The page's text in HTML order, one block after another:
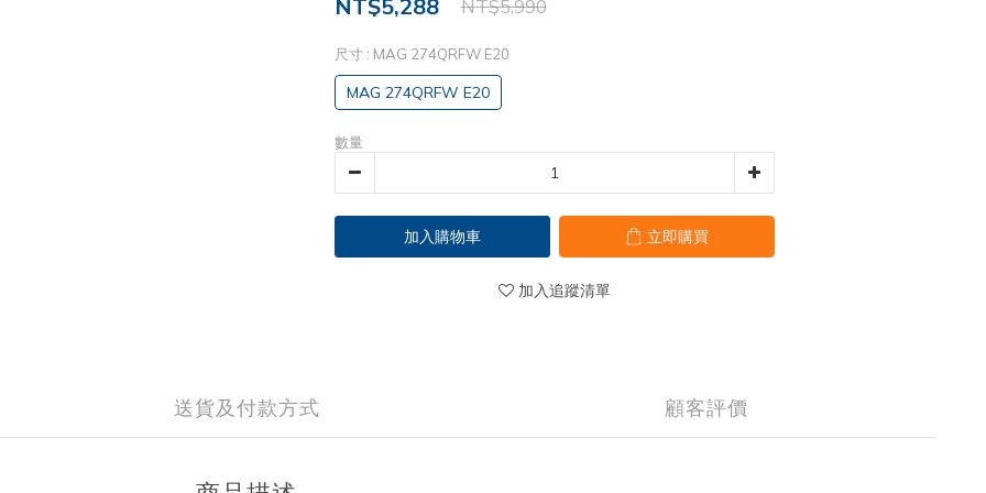
NT$5,288 NT$5,990
尺寸 : MAG 274QRFW E20
MAG 274QRFW E20
數量
加入購物車 立即購買
加入追蹤清單
送貨及付款方式 顧客評價